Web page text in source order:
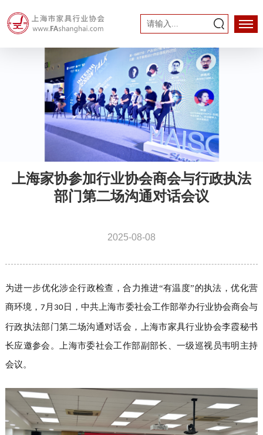
上海家协参加行业协会商会与行政执法
部门第二场沟通对话会议
2025-08-08
为进一步优化涉企行政检查，合力推进“有温度”的执法，优化营
商环境，7 月 30 日，中共上海市委社会工作部举办行业协会商会与
行政执法部门第二场沟通对话会，上海市家具行业协会李霞秘书
长应邀参会。上海市委社会工作部副部长、一级巡视员韦明主持
会议。